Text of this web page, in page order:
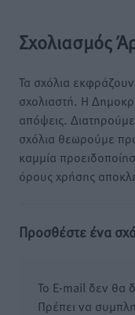
Σχολιασμός
Τα σχόλια
σχολιαστή. Η
απόψεις.
σχόλια θεωρούμε
καμμία
όρους χρήσης
Προσθέστε ένα
Το E-mail δεν θα
Πρέπει να